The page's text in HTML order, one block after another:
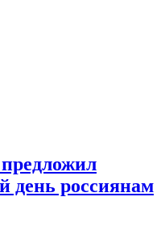
день россиянам